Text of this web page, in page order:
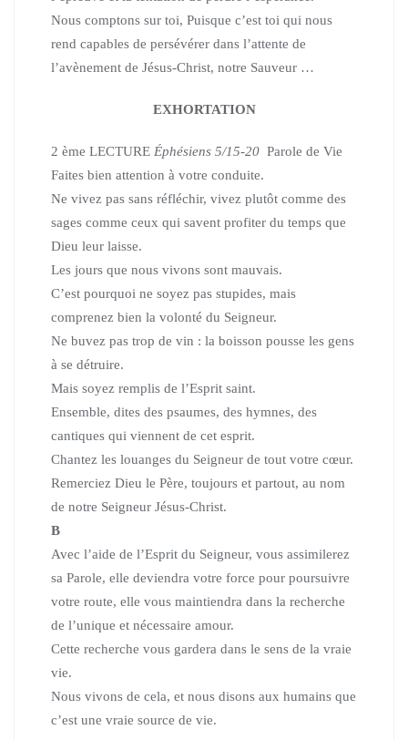
Nous comptons sur toi, Puisque c’est toi qui nous
rend capables de persévérer dans l’attente de
l’avènement de Jésus-Christ, notre Sauveur …
EXHORTATION
2 ème LECTURE Éphésiens 5/15-20 Parole de Vie
Faites bien attention à votre conduite.
Ne vivez pas sans réfléchir, vivez plutôt comme des
sages comme ceux qui savent profiter du temps que
Dieu leur laisse.
Les jours que nous vivons sont mauvais.
C’est pourquoi ne soyez pas stupides, mais
comprenez bien la volonté du Seigneur.
Ne buvez pas trop de vin : la boisson pousse les gens
à se détruire.
Mais soyez remplis de l’Esprit saint.
Ensemble, dites des psaumes, des hymnes, des
cantiques qui viennent de cet esprit.
Chantez les louanges du Seigneur de tout votre cœur.
Remerciez Dieu le Père, toujours et partout, au nom
de notre Seigneur Jésus-Christ.
B
Avec l’aide de l’Esprit du Seigneur, vous assimilerez
sa Parole, elle deviendra votre force pour poursuivre
votre route, elle vous maintiendra dans la recherche
de l’unique et nécessaire amour.
Cette recherche vous gardera dans le sens de la vraie
vie.
Nous vivons de cela, et nous disons aux humains que
c’est une vraie source de vie.